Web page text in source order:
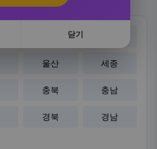
울산 세종
충북 충남
경북 경남
닫기